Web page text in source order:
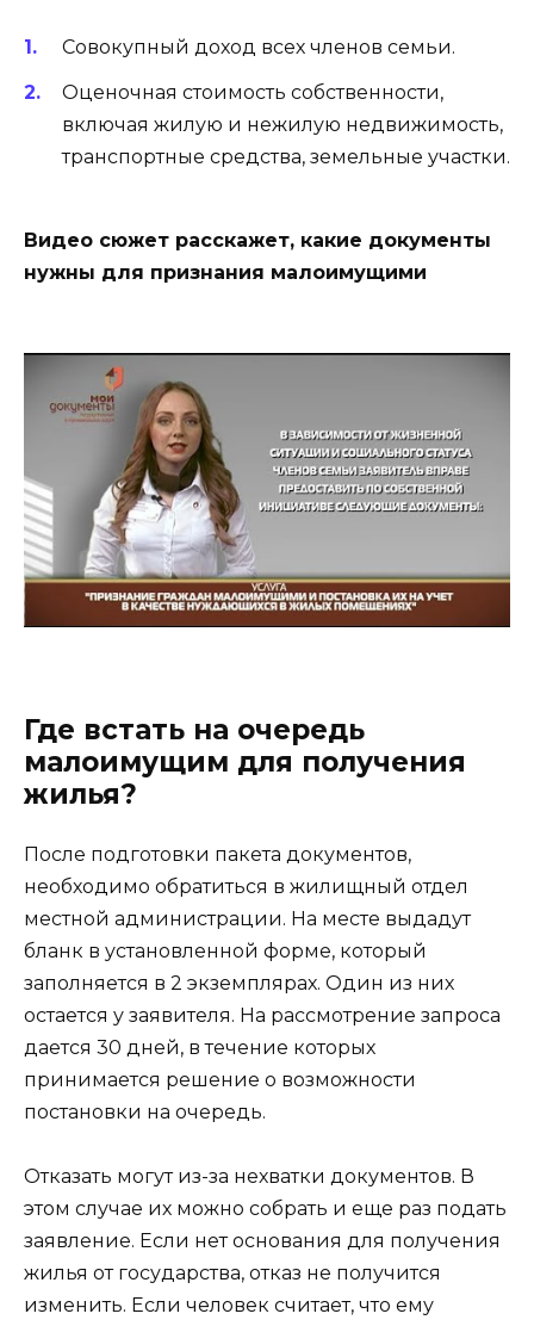
Совокупный доход всех членов семьи.
Оценочная стоимость собственности,
включая жилую и нежилую недвижимость,
транспортные средства, земельные участки.
Видео сюжет расскажет, какие документы
нужны для признания малоимущими
Где встать на очередь
малоимущим для получения
жилья?
После подготовки пакета документов,
необходимо обратиться в жилищный отдел
местной администрации. На месте выдадут
бланк в установленной форме, который
заполняется в 2 экземплярах. Один из них
остается у заявителя. На рассмотрение запроса
дается 30 дней, в течение которых
принимается решение о возможности
постановки на очередь.
Отказать могут из-за нехватки документов. В
этом случае их можно собрать и еще раз подать
заявление. Если нет основания для получения
жилья от государства, отказ не получится
изменить. Если человек считает, что ему